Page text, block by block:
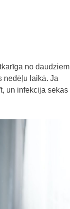
no daudziem
nedēļu laikā. Ja
un infekcija sekas